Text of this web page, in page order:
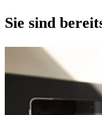
Sie sind